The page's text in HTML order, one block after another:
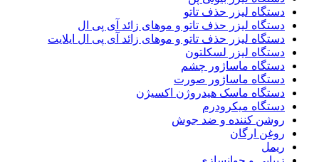
دستگاه لیزر حذف تاتو
دستگاه لیزر حذف تاتو و موهای زائد آی پی ال
دستگاه لیزر حذف تاتو و موهای زائد آی پی ال ایلایت
دستگاه لیزر لسکلتون
دستگاه ماساژور چشم
دستگاه ماساژور صورت
دستگاه ماسک هیدروژن اکسیژن
دستگاه میکرودرم
روشن کننده و ضد جوش
روغن ارگان
ریمل